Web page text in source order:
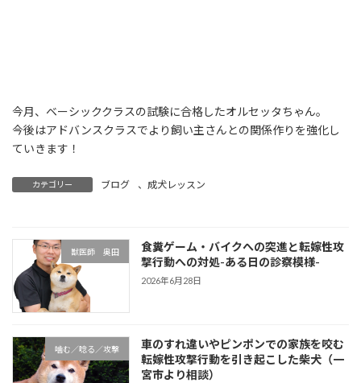
今月、ベーシッククラスの試験に合格したオルセッタちゃん。
今後はアドバンスクラスでより飼い主さんとの関係作りを強化し
ていきます！
カテゴリー ブログ 、 成犬レッスン
獣医師 奥田
食糞ゲーム・バイクへの突進と転嫁性攻
撃行動への対処-ある日の診察模様-
2026年6月28日
噛む／唸る／攻撃
車のすれ違いやピンポンでの家族を咬む
転嫁性攻撃行動を引き起こした柴犬（一
宮市より相談）